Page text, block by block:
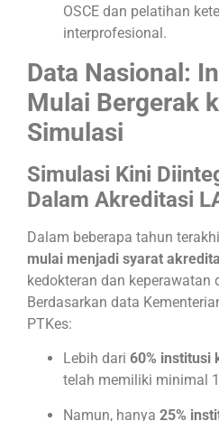
OSCE dan pelatihan
interprofesional.
Data Nasional:
Mulai Bergerak
Simulasi
Simulasi Kini
Dalam Akreditasi
Dalam beberapa tahun
mulai menjadi syarat
kedokteran dan keperawatan
Berdasarkan data
PTKes:​
Lebih dari 60% institusi
telah memiliki minimal
Namun, hanya 25%